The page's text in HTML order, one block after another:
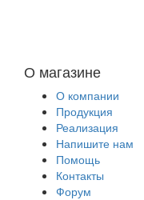
О магазине
О компании
Продукция
Реализация
Напишите нам
Помощь
Контакты
Форум